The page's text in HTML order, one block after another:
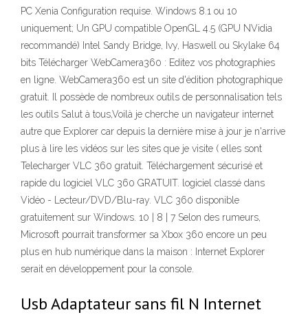
PC Xenia Configuration requise. Windows 8.1 ou 10
uniquement; Un GPU compatible OpenGL 4.5 (GPU NVidia
recommandé) Intel Sandy Bridge, Ivy, Haswell ou Skylake 64
bits Télécharger WebCamera360 : Editez vos photographies
en ligne. WebCamera360 est un site d'édition photographique
gratuit. Il possède de nombreux outils de personnalisation tels
les outils Salut à tous,Voilà je cherche un navigateur internet
autre que Explorer car depuis la dernière mise à jour je n'arrive
plus à lire les vidéos sur les sites que je visite ( elles sont
Telecharger VLC 360 gratuit. Téléchargement sécurisé et
rapide du logiciel VLC 360 GRATUIT. logiciel classé dans
Vidéo - Lecteur/DVD/Blu-ray. VLC 360 disponible
gratuitement sur Windows. 10 | 8 | 7 Selon des rumeurs,
Microsoft pourrait transformer sa Xbox 360 encore un peu
plus en hub numérique dans la maison : Internet Explorer
serait en développement pour la console.
Usb Adaptateur sans fil N Internet